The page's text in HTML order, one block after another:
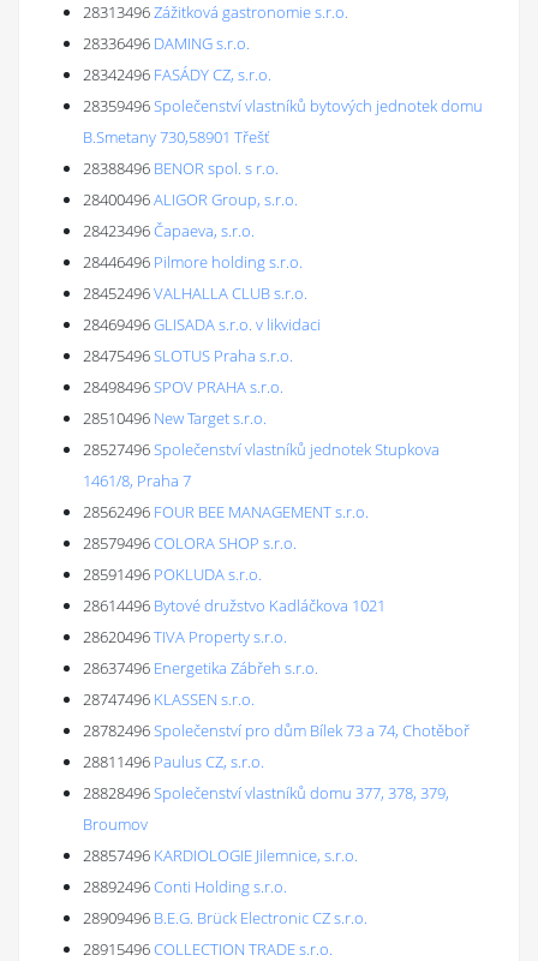
28313496Zážitková gastronomie s.r.o.
28336496 DAMING s.r.o.
28342496 FASÁDY CZ, s.r.o.
28359496Společenství vlastníků bytových jednotek domu
B.Smetany 730,58901 Třešť
28388496 BENOR spol. s r.o.
28400496ALIGOR Group, s.r.o.
28423496Čapaeva, s.r.o.
28446496 Pilmore holding s.r.o.
28452496VALHALLA CLUB s.r.o.
28469496GLISADA s.r.o. v likvidaci
28475496SLOTUS Praha s.r.o.
28498496SPOV PRAHA s.r.o.
28510496 New Target s.r.o.
28527496Společenství vlastníků jednotek Stupkova
1461/8, Praha 7
28562496 FOUR BEE MANAGEMENT s.r.o.
28579496COLORA SHOP s.r.o.
28591496 POKLUDA s.r.o.
28614496 Bytové družstvo Kadláčkova 1021
28620496TIVA Property s.r.o.
28637496 Energetika Zábřeh s.r.o.
28747496 KLASSEN s.r.o.
28782496Společenství pro dům Bílek 73 a 74, Chotěboř
28811496 Paulus CZ, s.r.o.
28828496Společenství vlastníků domu 377, 378, 379,
Broumov
28857496 KARDIOLOGIE Jilemnice, s.r.o.
28892496Conti Holding s.r.o.
28909496 B.E.G. Brück Electronic CZ s.r.o.
28915496COLLECTION TRADE s.r.o.